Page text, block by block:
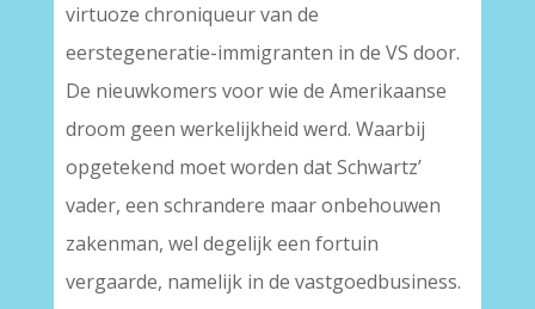
virtuoze chroniqueur van de
eerstegeneratie-immigranten in de VS door.
De nieuwkomers voor wie de Amerikaanse
droom geen werkelijkheid werd. Waarbij
opgetekend moet worden dat Schwartz’
vader, een schrandere maar onbehouwen
zakenman, wel degelijk een fortuin
vergaarde, namelijk in de vastgoedbusiness.